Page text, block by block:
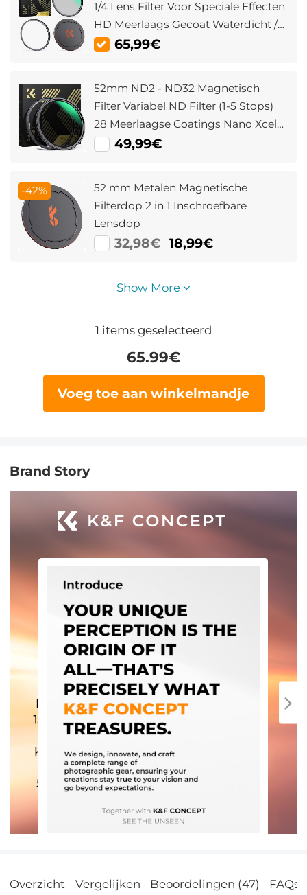
1/4 Lens Filter Voor Speciale Effecten
HD Meerlaags Gecoat Waterdicht /
Krasbestendig / Antireflectie Nano
65,99€
52mm ND2 - ND32 Magnetisch
Filter Variabel ND Filter (1-5 Stops)
28 Meerlaagse Coatings Nano Xcel
Serie49,99€
-42%
52 mm Metalen Magnetische
Filterdop 2 in 1 Inschroefbare
Lensdop
32,98€ 18,99€
Show More
1 items geselecteerd
65.99€
Voeg toe aan winkelmandje
Brand Story
Overzicht Vergelijken Beoordelingen (47) FAQs